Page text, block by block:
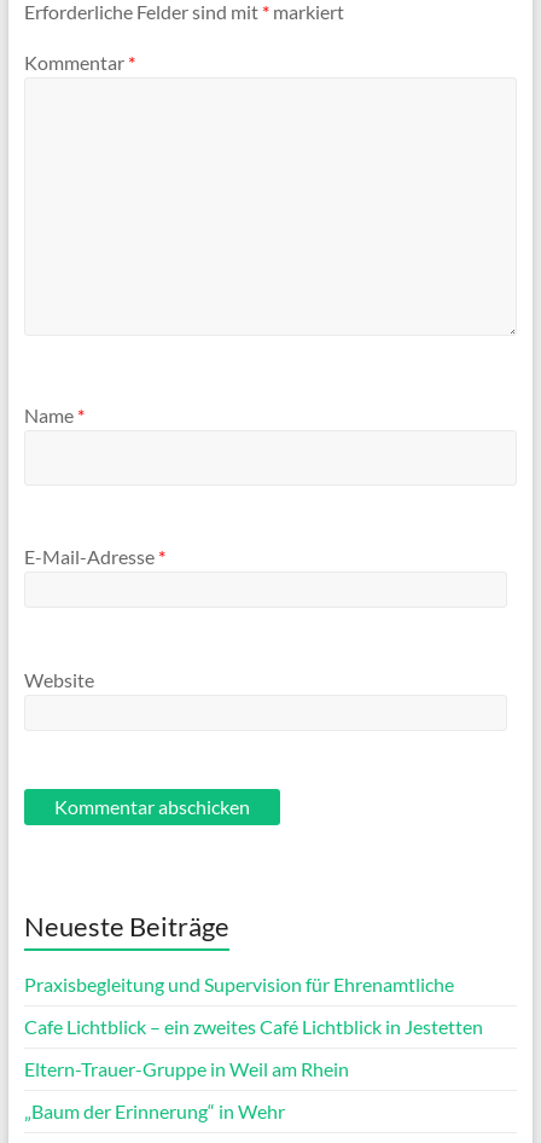
Erforderliche Felder sind mit *markiert
Kommentar *
Name *
E-Mail-Adresse *
Website
Neueste Beiträge
Praxisbegleitung und Supervision für Ehrenamtliche
Cafe Lichtblick – ein zweites Café Lichtblick in Jestetten
Eltern-Trauer-Gruppe in Weil am Rhein
„Baum der Erinnerung“ in Wehr